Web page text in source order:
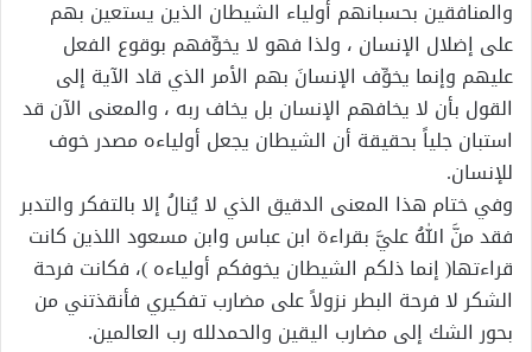
والمنافقين بحسبانهم أولياء الشيطان الذين يستعين بهم
على إضلال الإنسان ، ولذا فهو لا يخوِّفهم بوقوع الفعل
عليهم وإنما يخوِّف الإنسانَ بهم الأمر الذي قاد الآية إلى
القول بأن لا يخافهم الإنسان بل يخاف ربه ، والمعنى الآن قد
استبان جلياً بحقيقة أن الشيطان يجعل أولياءه مصدر خوف
للإنسان.
وفي ختام هذا المعنى الدقيق الذي لا يُنالُ إلا بالتفكر والتدبر
فقد منَّ اللهُ عليَّ بقراءة ابن عباس وابن مسعود اللذين كانت
قراءتها( إنما ذلكم الشيطان يخوفكم أولياءه )، فكانت فرحة
الشكر لا فرحة البطر نزولاً على مضارب تفكيري فأنقذتني من
بحور الشك إلى مضارب اليقين والحمدلله رب العالمين.